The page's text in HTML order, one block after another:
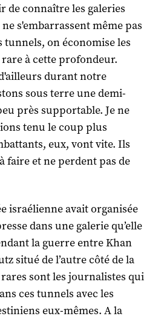
de connaître les galeries
s'embarrassent même pas
tunnels, on économise les
rare à cette profondeur.
durant notre
sous terre une demi-
près supportable. Je ne
tenu le coup plus
eux, vont vite. Ils
faire et ne perdent pas de
israélienne avait organisée
dans une galerie qu’elle
la guerre entre Khan
situé de l’autre côté de la
sont les journalistes qui
ces tunnels avec les
eux-mêmes. A la